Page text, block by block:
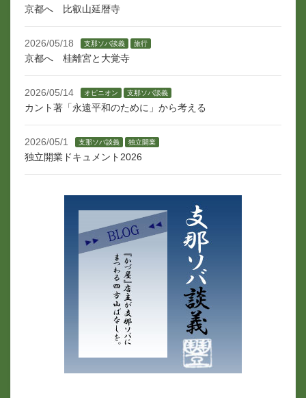
京都へ 比叡山延暦寺
2026/05/18 支那ソバ談義 旅行
京都へ 桂離宮と大覚寺
2026/05/14 オピニオン 支那ソバ談義
カント著「永遠平和のために」から考える
2026/05/1 支那ソバ談義 独立開業
独立開業ドキュメント2026